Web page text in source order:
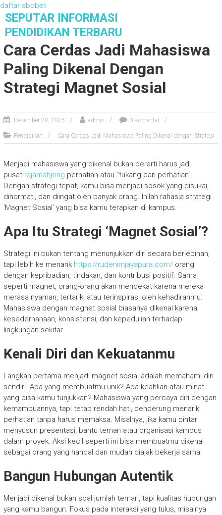
daftar sbobet
e
SEPUTAR INFORMASI
PENDIDIKAN TERBARU
Cara Cerdas Jadi Mahasiswa
Paling Dikenal Dengan
Strategi Magnet Sosial
Desember 20, 2025 admin 0 Komentar
Pendidikan Cara Cerdas Jadi Mahasiswa Paling Dikenal dengan Strategi
Menjadi mahasiswa yang dikenal bukan berarti harus jadi
pusat rajamahjong perhatian atau “tukang cari perhatian”.
Dengan strategi tepat, kamu bisa menjadi sosok yang disukai,
dihormati, dan diingat oleh banyak orang. Inilah rahasia strategi
‘Magnet Sosial’ yang bisa kamu terapkan di kampus.
Apa Itu Strategi ‘Magnet Sosial’?
Strategi ini bukan tentang menunjukkan diri secara berlebihan,
tapi lebih ke menarik https://rudenimjayapura.com/orang
dengan kepribadian, tindakan, dan kontribusi positif. Sama
seperti magnet, orang-orang akan mendekat karena mereka
merasa nyaman, tertarik, atau terinspirasi oleh kehadiranmu.
Mahasiswa dengan magnet sosial biasanya dikenal karena
kesederhanaan, konsistensi, dan kepedulian terhadap
lingkungan sekitar.
Kenali Diri dan Kekuatanmu
Langkah pertama menjadi magnet sosial adalah memahami diri
sendiri. Apa yang membuatmu unik? Apa keahlian atau minat
yang bisa kamu tunjukkan? Mahasiswa yang percaya diri dengan
kemampuannya, tapi tetap rendah hati, cenderung menarik
perhatian tanpa harus memaksa. Misalnya, jika kamu pintar
menyusun presentasi, bantu teman atau organisasi kampus
dalam proyek. Aksi kecil seperti ini bisa membuatmu dikenal
sebagai orang yang handal dan mudah diajak bekerja sama.
Bangun Hubungan Autentik
Menjadi dikenal bukan soal jumlah teman, tapi kualitas hubungan
yang kamu bangun. Fokus pada interaksi yang tulus, misalnya